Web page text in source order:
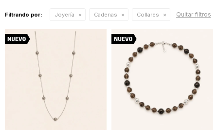
Filtrando por: Joyería Cadenas Collares Quitar filtros